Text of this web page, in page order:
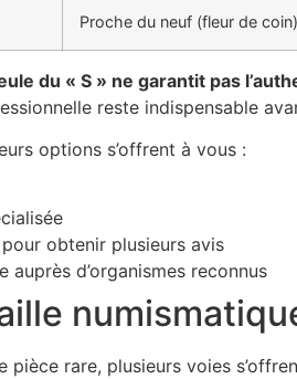
Proche du neuf (fleur de coin)
du « S » ne garantit pas
reste indispensable
options s’offrent à vous :
obtenir plusieurs avis
d’organismes reconnus
rare, plusieurs voies